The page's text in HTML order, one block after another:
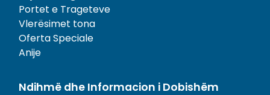
Portet e Trageteve
Vlerësimet tona
Oferta Speciale
Anije
Ndihmë dhe Informacion i Dobishëm